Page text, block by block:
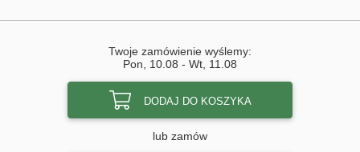
Twoje zamówienie wyślemy:
Pon, 10.08 - Wt, 11.08
DODAJ DO KOSZYKA
lub zamów